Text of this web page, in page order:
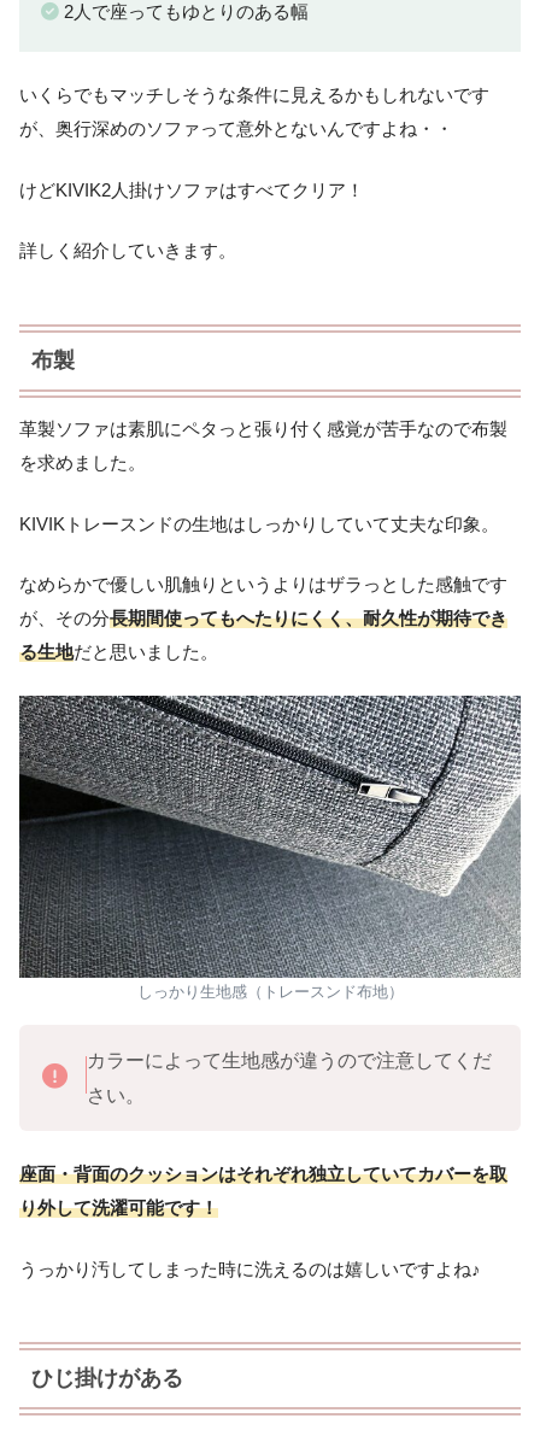
2人で座ってもゆとりのある幅
いくらでもマッチしそうな条件に見えるかもしれないです
が、奥行深めのソファって意外とないんですよね・・
けどKIVIK2人掛けソファはすべてクリア！
詳しく紹介していきます。
布製
革製ソファは素肌にペタっと張り付く感覚が苦手なので布製
を求めました。
KIVIKトレースンドの生地はしっかりしていて丈夫な印象。
なめらかで優しい肌触りというよりはザラっとした感触です
が、その分長期間使ってもへたりにくく、耐久性が期待でき
る生地だと思いました。
しっかり生地感（トレースンド布地）
カラーによって生地感が違うので注意してくだ
さい。
座面・背面のクッションはそれぞれ独立していてカバーを取
り外して洗濯可能です！
うっかり汚してしまった時に洗えるのは嬉しいですよね♪
ひじ掛けがある